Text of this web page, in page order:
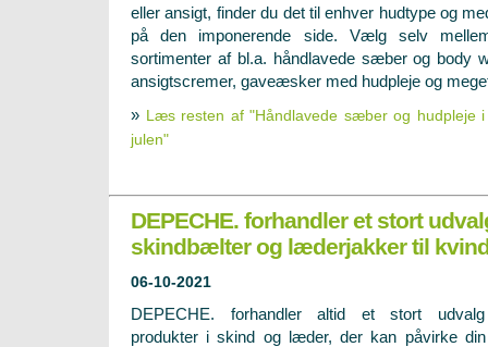
eller ansigt, finder du det til enhver hudtype og
på den imponerende side. Vælg selv
sortimenter af bl.a. håndlavede sæber og body
ansigtscremer, gaveæsker med hudpleje og
» Læs resten af "Håndlavede sæber og hudpleje
julen"
DEPECHE. forhandler et stort
skindbælter og læderjakker til
06-10-2021
DEPECHE. forhandler altid et stort
produkter i skind og læder, der kan påvirke